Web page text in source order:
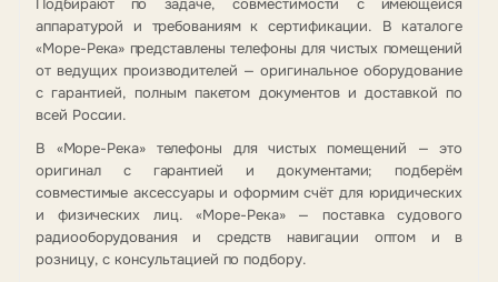
Подбирают по задаче, совместимости с имеющейся
аппаратурой и требованиям к сертификации. В каталоге
«Море-Река» представлены телефоны для чистых помещений
от ведущих производителей — оригинальное оборудование
с гарантией, полным пакетом документов и доставкой по
всей России.
В «Море-Река» телефоны для чистых помещений — это
оригинал с гарантией и документами; подберём
совместимые аксессуары и оформим счёт для юридических
и физических лиц. «Море-Река» — поставка судового
радиооборудования и средств навигации оптом и в
розницу, с консультацией по подбору.